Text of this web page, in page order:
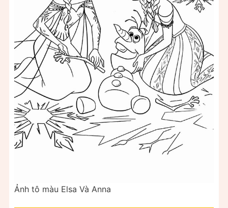
Ảnh tô màu Elsa Và Anna